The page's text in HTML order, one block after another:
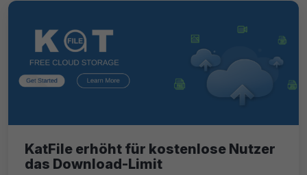
KatFile erhöht für kostenlose Nutzer
das Download-Limit